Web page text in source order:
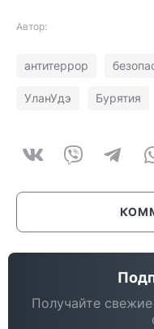
Автор:
антитеррор
УланУдэ Бурятия
Получайте